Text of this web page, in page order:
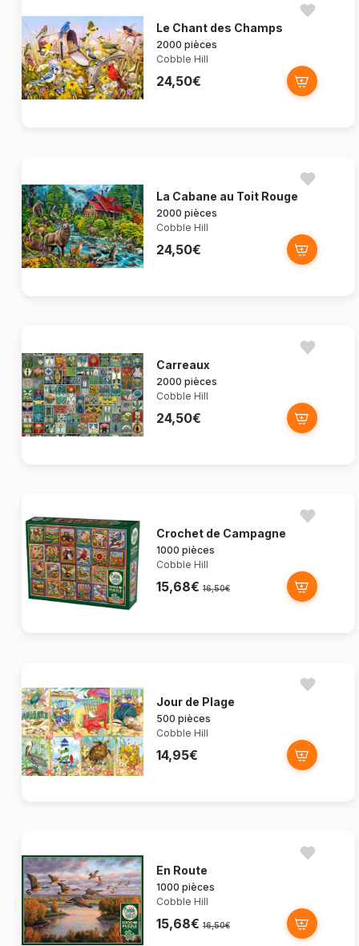
Le Chant des Champs
2000 pièces
Cobble Hill
24,50€
La Cabane au Toit Rouge
2000 pièces
Cobble Hill
24,50€
Carreaux
2000 pièces
Cobble Hill
24,50€
Crochet de Campagne
1000 pièces
Cobble Hill
15,68€ 16,50€
Jour de Plage
500 pièces
Cobble Hill
14,95€
En Route
1000 pièces
Cobble Hill
15,68€ 16,50€